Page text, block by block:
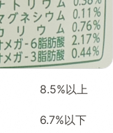
8.5%以上
6.7%以下